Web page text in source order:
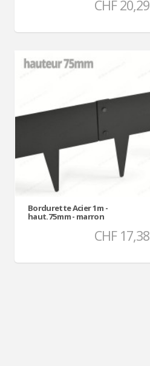
CHF 20,29
Bordurette Acier 1m -
haut.75mm - marron
CHF 17,38